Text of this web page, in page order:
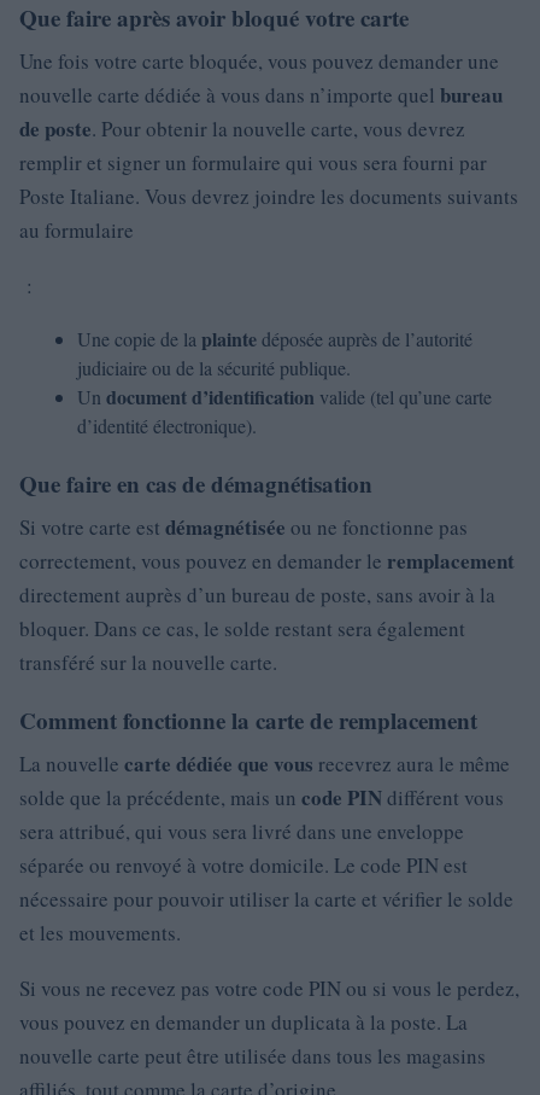
Que faire après avoir bloqué votre carte
Une fois votre carte bloquée, vous pouvez demander une
nouvelle carte dédiée à vous dans n’importe quel bureau
de poste. Pour obtenir la nouvelle carte, vous devrez
remplir et signer un formulaire qui vous sera fourni par
Poste Italiane. Vous devrez joindre les documents suivants
au formulaire
:
Une copie de la plaintedéposée auprès de l’autorité
judiciaire ou de la sécurité publique.
Un document d’identification valide (tel qu’une carte
d’identité électronique).
Que faire en cas de démagnétisation
Si votre carte est démagnétisée ou ne fonctionne pas
correctement, vous pouvez en demander le remplacement
directement auprès d’un bureau de poste, sans avoir à la
bloquer. Dans ce cas, le solde restant sera également
transféré sur la nouvelle carte.
Comment fonctionne la carte de remplacement
La nouvelle carte dédiée que vous recevrez aura le même
solde que la précédente, mais un code PINdifférent vous
sera attribué, qui vous sera livré dans une enveloppe
séparée ou renvoyé à votre domicile. Le code PIN est
nécessaire pour pouvoir utiliser la carte et vérifier le solde
et les mouvements.
Si vous ne recevez pas votre code PIN ou si vous le perdez,
vous pouvez en demander un duplicata à la poste. La
nouvelle carte peut être utilisée dans tous les magasins